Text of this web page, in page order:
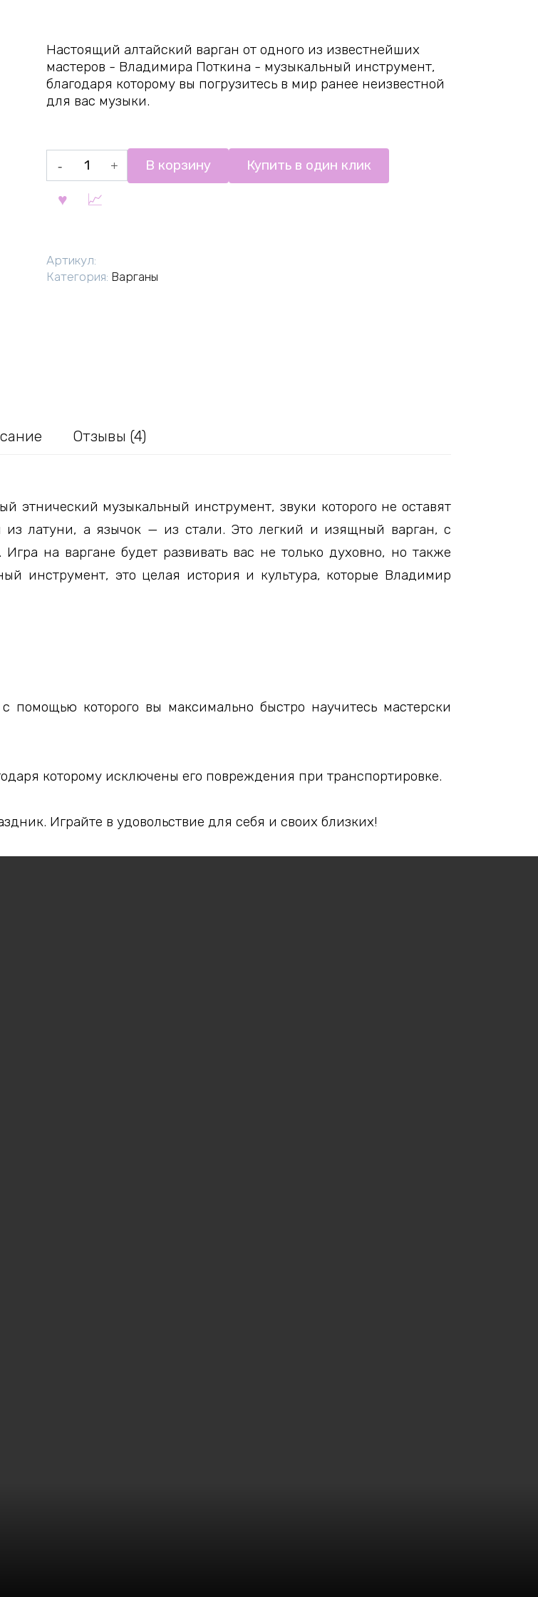
Настоящий алтайский варган от одного из известнейших
мастеров - Владимира Поткина - музыкальный инструмент,
благодаря которому вы погрузитесь в мир ранее неизвестной
для вас музыки.
Количество
товара
Варган
Поткина
В корзину Купить в один клик
Артикул:
Категория: Варганы
Отзывы (4)
музыкальный инструмент, звуки которого не оставят
из латуни, а язычок — из стали. Это легкий и изящный варган, с
на варгане будет развивать вас не только духовно, но также
инструмент, это целая история и культура, которые Владимир
помощью которого вы максимально быстро научитесь мастерски
которому исключены его повреждения при транспортировке.
Играйте в удовольствие для себя и своих близких!